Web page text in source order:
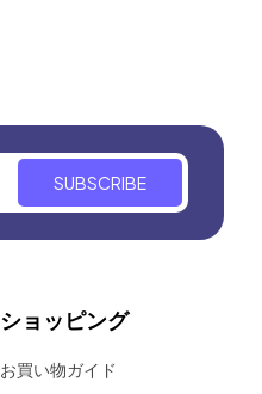
SUBSCRIBE
ショッピング
お買い物ガイド